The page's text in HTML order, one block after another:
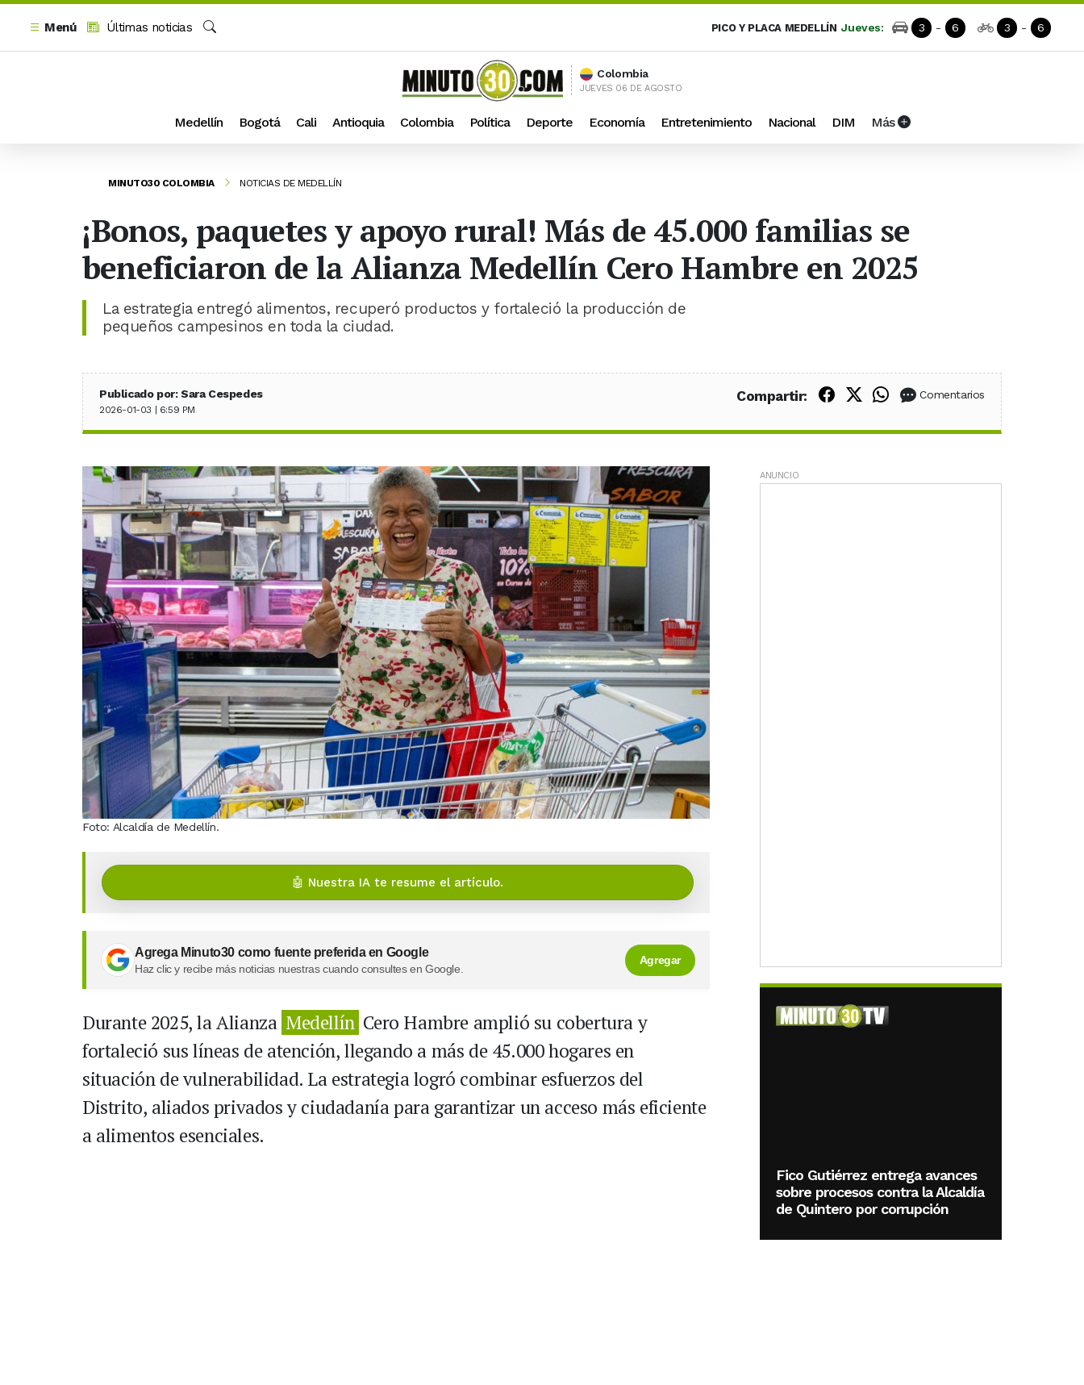
Menú
Últimas noticias
PICO Y PLACA MEDELLÍN Jueves: 3 - 6 3 - 6
Colombia
JUEVES 06 DE AGOSTO
Medellín Bogotá Cali Antioquia Colombia Política Deporte Economía Entretenimiento Nacional DIM Más
MINUTO30 COLOMBIA NOTICIAS DE MEDELLÍN
¡Bonos, paquetes y apoyo rural! Más de 45.000 familias se
beneficiaron de la Alianza Medellín Cero Hambre en 2025
La estrategia entregó alimentos, recuperó productos y fortaleció la producción de
pequeños campesinos en toda la ciudad.
Publicado por: Sara Cespedes
2026-01-03 | 6:59 PM
Compartir: Compartir en Facebook
Compartir en X (Twitter)
Compartir en WhatsApp
Comentarios
Foto: Alcaldía de Medellín.
🤖 Nuestra IA te resume el artículo.
Agrega Minuto30 como fuente preferida en Google
Haz clic y recibe más noticias nuestras cuando consultes en Google.
Agregar
Durante 2025, la Alianza Medellín Cero Hambre amplió su cobertura y
fortaleció sus líneas de atención, llegando a más de 45.000 hogares en
situación de vulnerabilidad. La estrategia logró combinar esfuerzos del
Distrito, aliados privados y ciudadanía para garantizar un acceso más eficiente
a alimentos esenciales.
ANUNCIO
Fico Gutiérrez entrega avances
sobre procesos contra la Alcaldía
de Quintero por corrupción